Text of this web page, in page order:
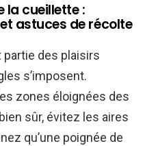
la cueillette :
astuces de récolte
des plaisirs
s’imposent.
zones éloignées des
sûr, évitez les aires
qu’une poignée de